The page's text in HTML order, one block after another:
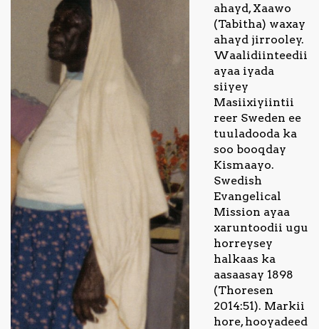
ahayd, Xaawo
(Tabitha) waxay
ahayd jirrooley.
Waalidiinteedii
ayaa iyada
siiyey
Masiixiyiintii
reer Sweden ee
tuuladooda ka
soo booqday
Kismaayo.
Swedish
Evangelical
Mission ayaa
xaruntoodii ugu
horreysey
halkaas ka
aasaasay 1898
(Thoresen
2014:51). Markii
hore, hooyadeed